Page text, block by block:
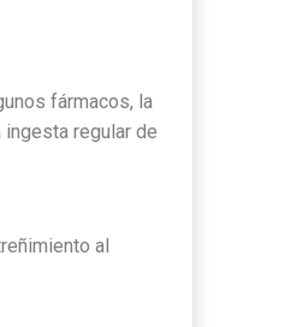
fármacos, la
regular de
al